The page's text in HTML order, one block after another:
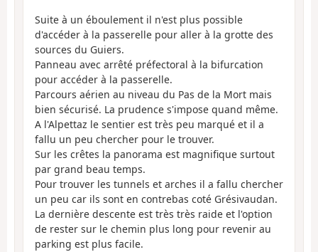
Suite à un éboulement il n'est plus possible
d'accéder à la passerelle pour aller à la grotte des
sources du Guiers.
Panneau avec arrêté préfectoral à la bifurcation
pour accéder à la passerelle.
Parcours aérien au niveau du Pas de la Mort mais
bien sécurisé. La prudence s'impose quand même.
A l'Alpettaz le sentier est très peu marqué et il a
fallu un peu chercher pour le trouver.
Sur les crêtes la panorama est magnifique surtout
par grand beau temps.
Pour trouver les tunnels et arches il a fallu chercher
un peu car ils sont en contrebas coté Grésivaudan.
La dernière descente est très très raide et l'option
de rester sur le chemin plus long pour revenir au
parking est plus facile.